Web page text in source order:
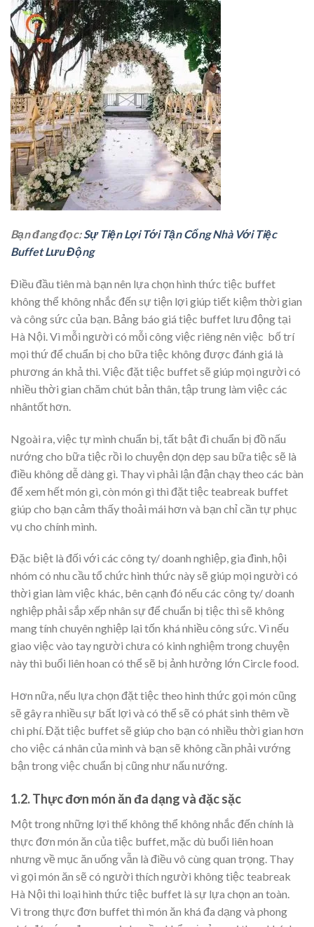
Bạn đang đọc:Sự Tiện Lợi Tới Tận Cổng Nhà Với Tiệc
Buffet Lưu Động
Điều đầu tiên mà bạn nên lựa chọn hình thức tiệc buffet
không thể không nhắc đến sự tiện lợi giúp tiết kiệm thời gian
và công sức của bạn. Bảng báo giá tiệc buffet lưu động tại
Hà Nội. Vì mỗi người có mỗi công việc riêng nên việc bố trí
mọi thứ để chuẩn bị cho bữa tiệc không được đánh giá là
phương án khả thi. Việc đặt tiệc buffet sẽ giúp mọi người có
nhiều thời gian chăm chút bản thân, tập trung làm việc các
nhântốt hơn.
Ngoài ra, việc tự mình chuẩn bị, tất bật đi chuẩn bị đồ nấu
nướng cho bữa tiệc rồi lo chuyện dọn dẹp sau bữa tiệc sẽ là
điều không dễ dàng gì. Thay vì phải lận đận chạy theo các bàn
để xem hết món gì, còn món gì thì đặt tiệc teabreak buffet
giúp cho bạn cảm thấy thoải mái hơn và bạn chỉ cần tự phục
vụ cho chính mình.
Đặc biệt là đối với các công ty/ doanh nghiệp, gia đình, hội
nhóm có nhu cầu tổ chức hình thức này sẽ giúp mọi người có
thời gian làm việc khác, bên cạnh đó nếu các công ty/ doanh
nghiệp phải sắp xếp nhân sự để chuẩn bị tiệc thì sẽ không
mang tính chuyên nghiệp lại tốn khá nhiều công sức. Vì nếu
giao việc vào tay người chưa có kinh nghiệm trong chuyện
này thì buổi liên hoan có thể sẽ bị ảnh hưởng lớn Circle food.
Hơn nữa, nếu lựa chọn đặt tiệc theo hình thức gọi món cũng
sẽ gây ra nhiều sự bất lợi và có thể sẽ có phát sinh thêm về
chi phí. Đặt tiệc buffet sẽ giúp cho bạn có nhiều thời gian hơn
cho việc cá nhân của mình và bạn sẽ không cần phải vướng
bận trong việc chuẩn bị cũng như nấu nướng.
1.2. Thực đơn món ăn đa dạng và đặc sặc
Một trong những lợi thế không thể không nhắc đến chính là
thực đơn món ăn của tiệc buffet, mặc dù buổi liên hoan
nhưng về mục ăn uống vẫn là điều vô cùng quan trọng. Thay
vì gọi món ăn sẽ có người thích người không tiệc teabreak
Hà Nội thì loại hình thức tiệc buffet là sự lựa chọn an toàn.
Vì trong thực đơn buffet thì món ăn khá đa dạng và phong